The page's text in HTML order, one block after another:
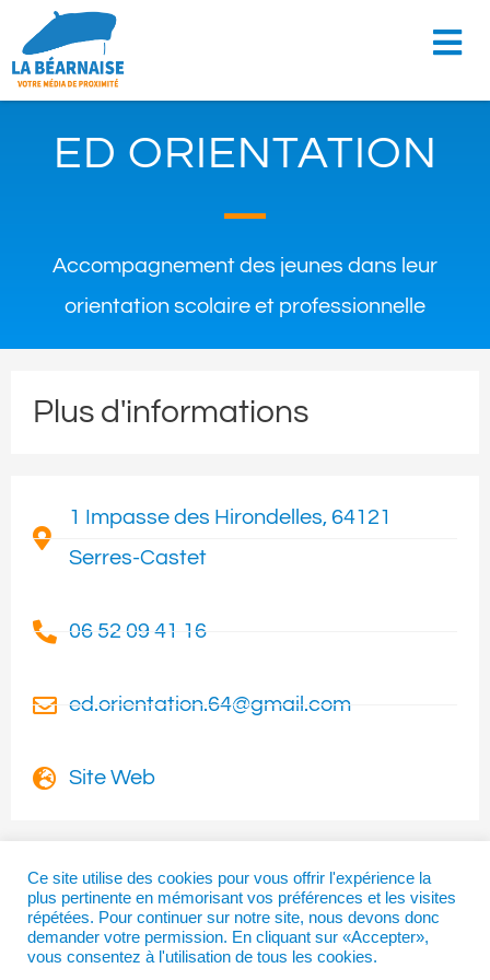
ED ORIENTATION
Accompagnement des jeunes dans leur
orientation scolaire et professionnelle
Plus d'informations
1 Impasse des Hirondelles, 64121
Serres-Castet
06 52 09 41 16
ed.orientation.64@gmail.com
Site Web
I
n
s
T
w
i
F
a
c
Ce site utilise des cookies pour vous offrir l'expérience la
plus pertinente en mémorisant vos préférences et les visites
répétées. Pour continuer sur notre site, nous devons donc
demander votre permission. En cliquant sur «Accepter»,
vous consentez à l'utilisation de tous les cookies.